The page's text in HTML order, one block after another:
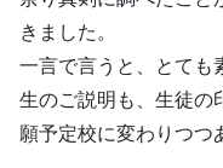
きました。
一言で言うと、とても
生のご説明も、生徒の
願予定校に変わりつつ